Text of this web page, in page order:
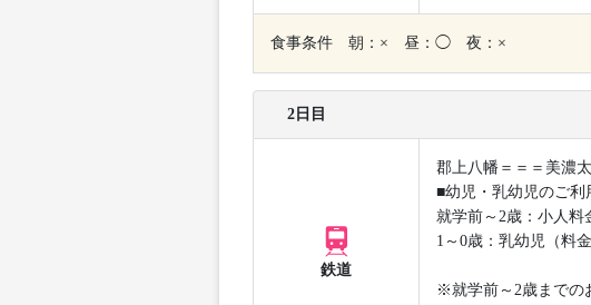
食事条件 朝：× 昼：◯ 夜：×
2日目
鉄道
郡上八幡＝＝＝美濃
■幼児・乳幼児のご利
就学前～2歳：小人
1～0歳：乳幼児（料
※就学前～2歳までの